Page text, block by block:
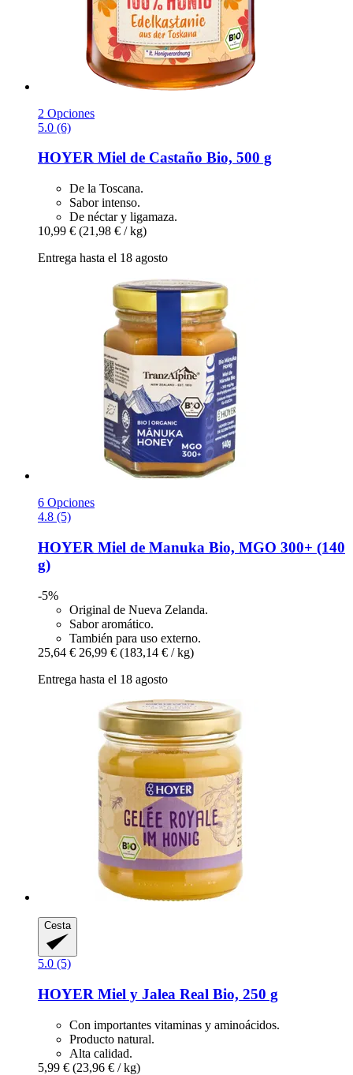
2 Opciones
5.0 (6)
HOYER Miel de Castaño Bio, 500 g
De la Toscana.
Sabor intenso.
De néctar y ligamaza.
10,99 € (21,98 € / kg)
Entrega hasta el 18 agosto
6 Opciones
4.8 (5)
HOYER Miel de Manuka Bio, MGO 300+ (140
g)
-5%
Original de Nueva Zelanda.
Sabor aromático.
También para uso externo.
25,64 € 26,99 € (183,14 € / kg)
Entrega hasta el 18 agosto
Cesta
5.0 (5)
HOYER Miel y Jalea Real Bio, 250 g
Con importantes vitaminas y aminoácidos.
Producto natural.
Alta calidad.
5,99 € (23,96 € / kg)